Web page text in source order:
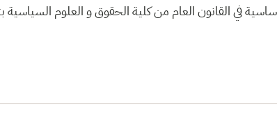
في القانون العام من كلية الحقوق و العلوم السياسية